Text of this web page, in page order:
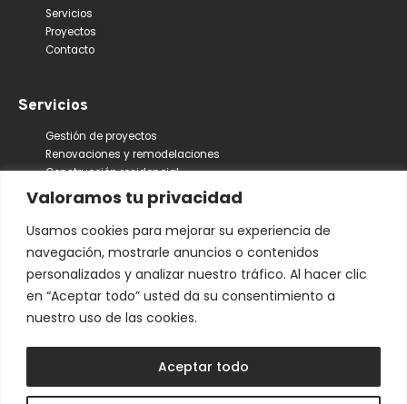
Valoramos tu privacidad
Usamos cookies para mejorar su experiencia de
navegación, mostrarle anuncios o contenidos
personalizados y analizar nuestro tráfico. Al hacer clic
en “Aceptar todo” usted da su consentimiento a
nuestro uso de las cookies.
Aceptar todo
Servicios
Proyectos
Contacto
Servicios
Gestión de proyectos
Renovaciones y remodelaciones
Construcción residencial
Construcción comercial
+ Información
Mapa web
Política de privacidad
Política de cookies